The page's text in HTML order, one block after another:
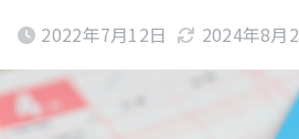
2022年7月12日 2024年8月